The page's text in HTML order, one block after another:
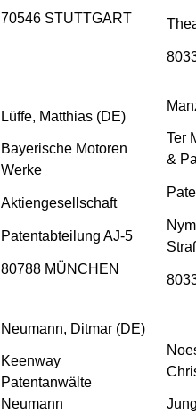
70546 STUTTGART
Lüffe, Matthias (DE)
Bayerische Motoren
Werke
Aktiengesellschaft
Patentabteilung AJ-5
80788 MÜNCHEN
Ter
&
Neumann, Ditmar (DE)
Keenway
Patentanwälte
Neumann